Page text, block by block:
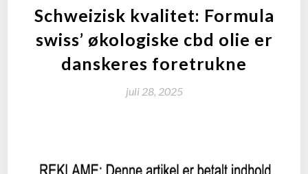
Schweizisk kvalitet: Formula
swiss’ økologiske cbd olie er
danskeres foretrukne
juli 28, 2025